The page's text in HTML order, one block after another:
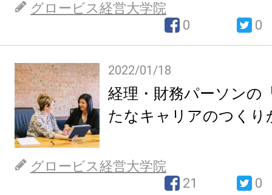
グロービス経営大学院
0
0
2022/01/18
経理・財務パーソンの
たなキャリアのつくり
グロービス経営大学院
21
0